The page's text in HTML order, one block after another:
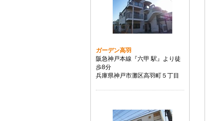
ガーデン高羽
阪急神戸本線『六甲 駅』より徒
歩8分
兵庫県神戸市灘区高羽町５丁目